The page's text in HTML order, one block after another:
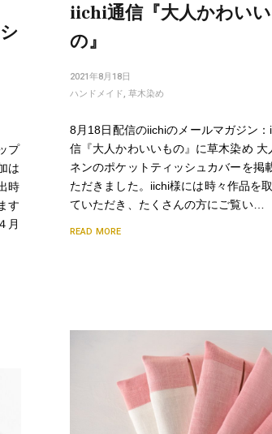
iichi通信『大人かわい
の』
2021年8月18日
ハンドメイド, 草木染め
8月18日配信のiichiのメールマガジン：
信『大人かわいいもの』に草木染め 大
ネンのポケットティッシュカバーを掲
ただきました。iichi様には時々作品を
ていただき、たくさんの方にご覧い…
READ MORE
プ
は
時
す
月